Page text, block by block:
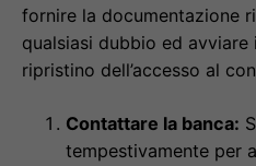
fornire la documentazione
qualsiasi dubbio ed
ripristino dell’accesso al
Contattare la banca:
tempestivamente per